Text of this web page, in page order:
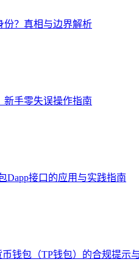
份？真相与边界解析
新手零失误操作指南
Dapp接口的应用与实践指南
钱包（TP钱包）的合规提示